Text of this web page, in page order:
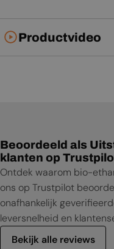
Productvideo
Beoordeeld als
klanten op
Ontdek waarom bio-
ons op Trustpilot
onafhankelijk
leversnelheid en
Bekijk alle reviews